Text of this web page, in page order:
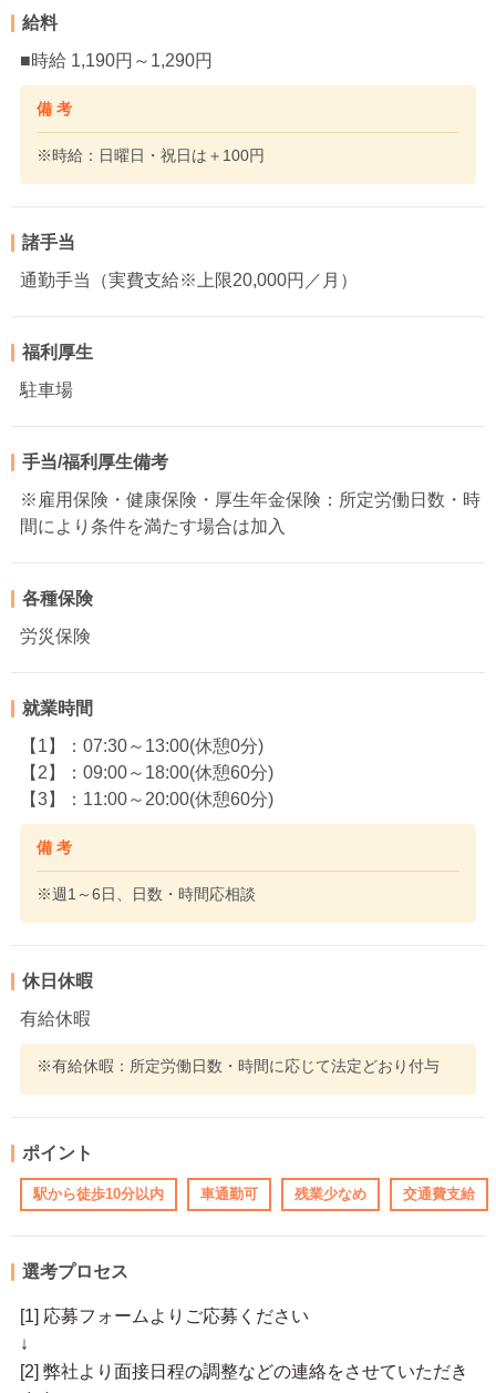
給料
■時給 1,190円～1,290円
備 考
※時給：日曜日・祝日は＋100円
諸手当
通勤手当（実費支給※上限20,000円／月）
福利厚生
駐車場
手当/福利厚生備考
※雇用保険・健康保険・厚生年金保険：所定労働日数・時
間により条件を満たす場合は加入
各種保険
労災保険
就業時間
【1】：07:30～13:00(休憩0分)
【2】：09:00～18:00(休憩60分)
【3】：11:00～20:00(休憩60分)
備 考
※週1～6日、日数・時間応相談
休日休暇
有給休暇
※有給休暇：所定労働日数・時間に応じて法定どおり付与
ポイント
駅から徒歩10分以内 車通勤可 残業少なめ 交通費支給
選考プロセス
[1] 応募フォームよりご応募ください
↓
[2] 弊社より面接日程の調整などの連絡をさせていただき